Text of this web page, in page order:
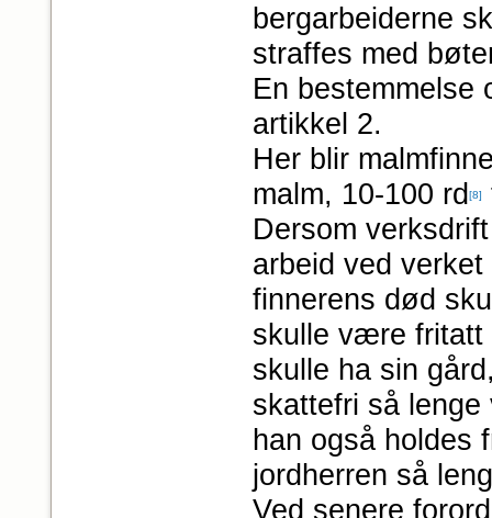
bergarbeiderne
straffes med
En bestemmelse
artikkel 2.
Her blir
malm, 10-100 rd [8]
Dersom
arbeid ved
finnerens død
skulle være fritatt
skulle ha sin
skattefri så
han også holdes
jordherren så
Ved senere